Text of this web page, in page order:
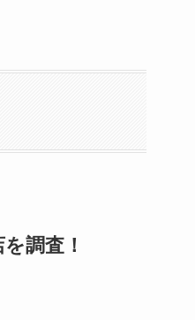
調査！